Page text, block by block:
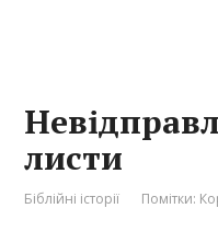
листи
Біблійні історії Помітки: